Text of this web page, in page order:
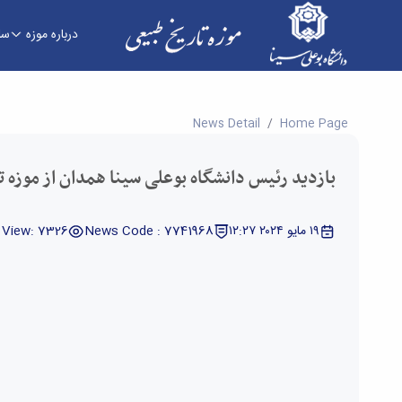
درباره موزه
بازدید رئیس دانشگاه بوعلی سینا همدان از موزه
Home Page
News Detail
بازدید رئیس دانشگاه بوعلی سینا همدان از
١٩ مايو ٢٠٢٤ ١٢:٢٧ News Code : 7741968
View: 7326